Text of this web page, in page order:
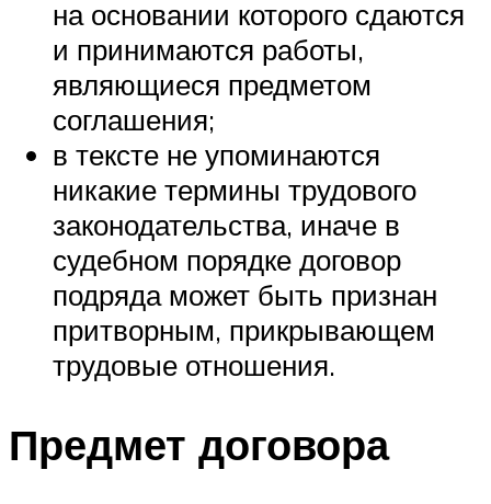
на основании которого сдаются
и принимаются работы,
являющиеся предметом
соглашения;
в тексте не упоминаются
никакие термины трудового
законодательства, иначе в
судебном порядке договор
подряда может быть признан
притворным, прикрывающем
трудовые отношения.
Предмет договора